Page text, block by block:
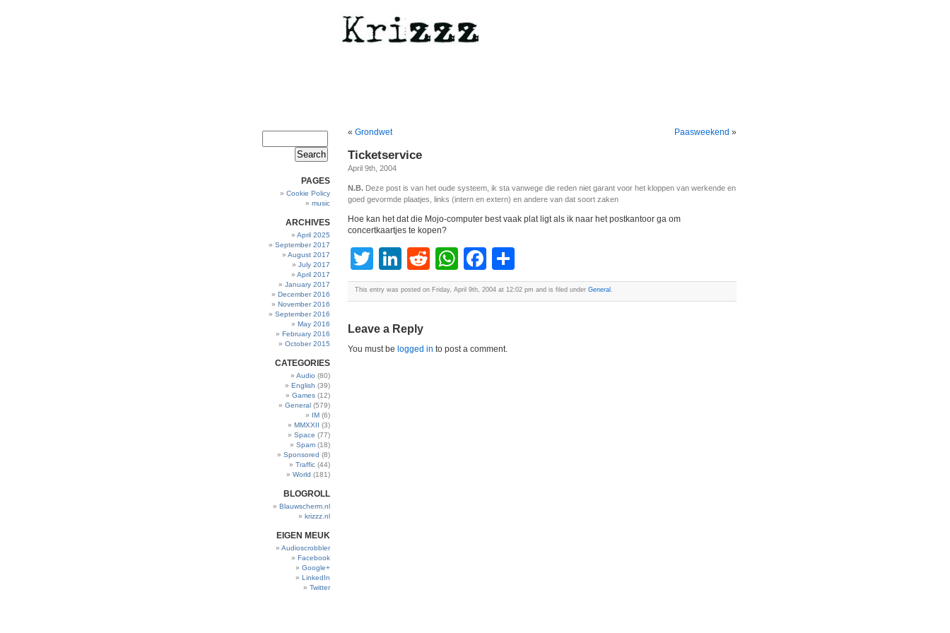
PAGES
Cookie Policy
music
ARCHIVES
April 2025
September 2017
August 2017
July 2017
April 2017
January 2017
December 2016
November 2016
September 2016
May 2016
February 2016
October 2015
CATEGORIES
Audio (80)
English (39)
Games (12)
General (579)
IM (6)
MMXXII (3)
Space (77)
Spam (18)
Sponsored (8)
Traffic (44)
World (181)
BLOGROLL
Blauwscherm.nl
krizzz.nl
EIGEN MEUK
Audioscrobbler
Facebook
Google+
LinkedIn
Twitter
« Grondwet Paasweekend »
Ticketservice
April 9th, 2004
N.B. Deze post is van het oude systeem, ik sta vanwege die reden niet garant voor het kloppen van werkende en
goed gevormde plaatjes, links (intern en extern) en andere van dat soort zaken
Hoe kan het dat die Mojo-computer best vaak plat ligt als ik naar het postkantoor ga om
concertkaartjes te kopen?
Twitter
LinkedIn
RedditWhatsApp
Facebook
This entry was posted on Friday, April 9th, 2004 at 12:02 pm and is filed under General .
Leave a Reply
You must be logged in to post a comment.